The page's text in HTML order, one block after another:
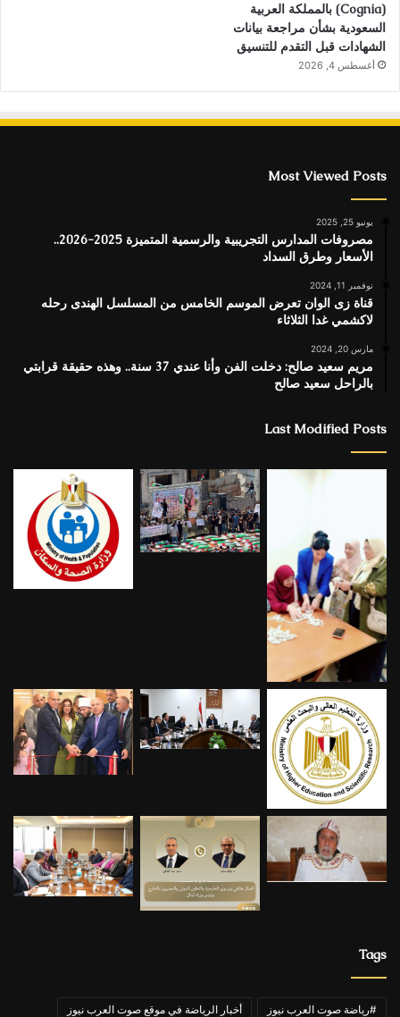
(Cognia) بالمملكة العربية
السعودية بشأن مراجعة بيانات
الشهادات قبل التقدم للتنسيق
أغسطس 4, 2026
Most Viewed Posts
يونيو 25, 2025
مصروفات المدارس التجريبية والرسمية المتميزة 2025-2026..
الأسعار وطرق السداد
نوفمبر 11, 2024
قناة زى الوان تعرض الموسم الخامس من المسلسل الهندى رحله
لاكشمي غدا الثلاثاء
مارس 20, 2024
مريم سعيد صالح: دخلت الفن وأنا عندي 37 سنة.. وهذه حقيقة قرابتي
بالراحل سعيد صالح
Last Modified Posts
Tags
#رياضة صوت العرب نيوز أخبار الرياضة في موقع صوت العرب نيوز